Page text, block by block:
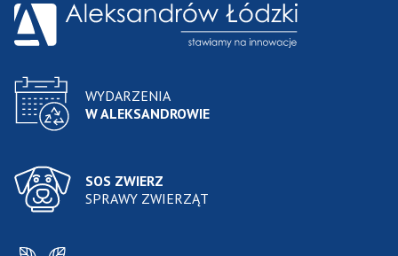
WYDARZENIA
W ALEKSANDROWIE
SOS ZWIERZ
SPRAWY ZWIERZĄT